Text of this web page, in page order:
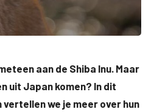
aan de Shiba Inu. Maar
uit Japan komen? In dit
we je meer over hun